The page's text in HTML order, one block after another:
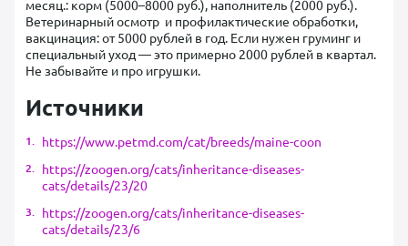
месяц.: корм (5000–8000 руб.), наполнитель (2000 руб.).
Ветеринарный осмотр и профилактические обработки,
вакцинация: от 5000 рублей в год. Если нужен груминг и
специальный уход — это примерно 2000 рублей в квартал.
Не забывайте и про игрушки.
Источники
https://www.petmd.com/cat/breeds/maine-coon
https://zoogen.org/cats/inheritance-diseases-
cats/details/23/20
https://zoogen.org/cats/inheritance-diseases-
cats/details/23/6